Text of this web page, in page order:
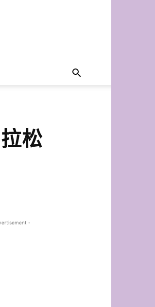
松
-